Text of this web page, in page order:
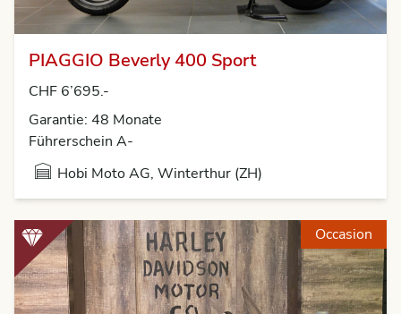
PIAGGIO Beverly 400 Sport
CHF 6’695.-
Garantie: 48 Monate
Führerschein A-
Hobi Moto AG, Winterthur (ZH)
Occasion